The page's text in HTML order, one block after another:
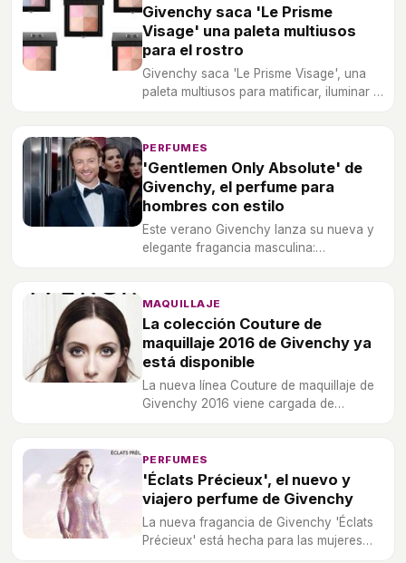
Givenchy saca 'Le Prisme
Visage' una paleta multiusos
para el rostro
Givenchy saca 'Le Prisme Visage', una
paleta multiusos para matificar, iluminar y
PERFUMES
'Gentlemen Only Absolute' de
Givenchy, el perfume para
hombres con estilo
Este verano Givenchy lanza su nueva y
elegante fragancia masculina:
MAQUILLAJE
La colección Couture de
maquillaje 2016 de Givenchy ya
está disponible
La nueva línea Couture de maquillaje de
Givenchy 2016 viene cargada de
PERFUMES
'Éclats Précieux', el nuevo y
viajero perfume de Givenchy
La nueva fragancia de Givenchy 'Éclats
Précieux' está hecha para las mujeres